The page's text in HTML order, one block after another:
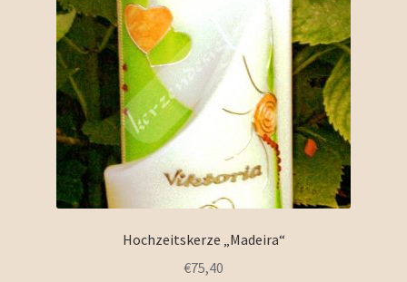
Hochzeitskerze „Madeira“
€75,40